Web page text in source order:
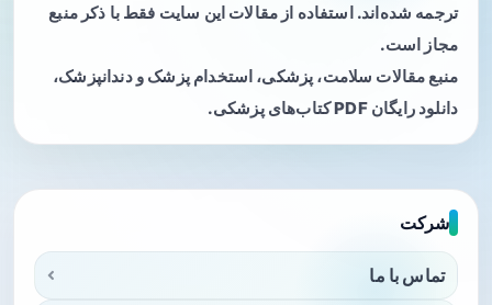
ترجمه شده‌اند. استفاده از مقالات این سایت فقط با ذکر منبع
مجاز است.
منبع مقالات سلامت، پزشکی، استخدام پزشک و دندانپزشک،
دانلود رایگان PDF کتاب‌های پزشکی.
شرکت
تماس با ما